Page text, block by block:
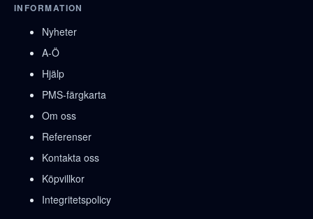
INFORMATION
Nyheter
A-Ö
Hjälp
PMS-färgkarta
Om oss
Referenser
Kontakta oss
Köpvillkor
Integritetspolicy